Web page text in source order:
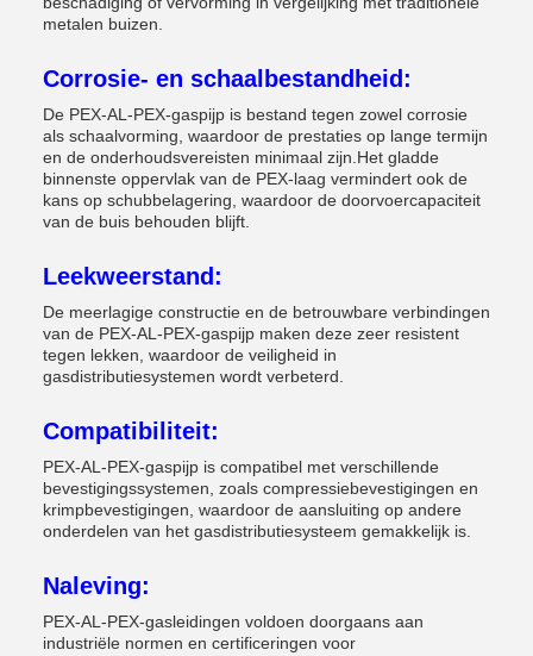
metalen buizen.
Corrosie- en schaalbestandheid:
De PEX-AL-PEX-gaspijp is bestand tegen zowel corrosie
als schaalvorming, waardoor de prestaties op lange termijn
en de onderhoudsvereisten minimaal zijn.Het gladde
binnenste oppervlak van de PEX-laag vermindert ook de
kans op schubbelagering, waardoor de doorvoercapaciteit
van de buis behouden blijft.
Leekweerstand:
De meerlagige constructie en de betrouwbare verbindingen
van de PEX-AL-PEX-gaspijp maken deze zeer resistent
tegen lekken, waardoor de veiligheid in
gasdistributiesystemen wordt verbeterd.
Compatibiliteit:
PEX-AL-PEX-gaspijp is compatibel met verschillende
bevestigingssystemen, zoals compressiebevestigingen en
krimpbevestigingen, waardoor de aansluiting op andere
onderdelen van het gasdistributiesysteem gemakkelijk is.
Naleving:
PEX-AL-PEX-gasleidingen voldoen doorgaans aan
industriële normen en certificeringen voor